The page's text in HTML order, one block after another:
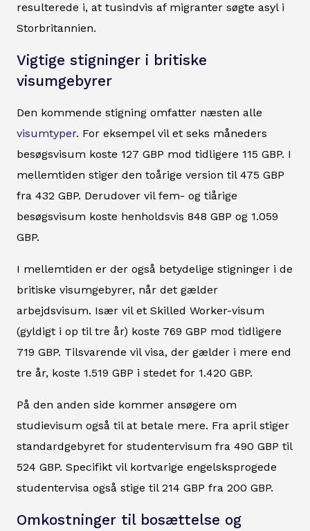
resulterede i, at tusindvis af migranter søgte asyl i
Storbritannien.
Vigtige stigninger i britiske
visumgebyrer
Den kommende stigning omfatter næsten alle
visumtyper. For eksempel vil et seks måneders
besøgsvisum koste 127 GBP mod tidligere 115 GBP. I
mellemtiden stiger den toårige version til 475 GBP
fra 432 GBP. Derudover vil fem- og tiårige
besøgsvisum koste henholdsvis 848 GBP og 1.059
GBP.
I mellemtiden er der også betydelige stigninger i de
britiske visumgebyrer, når det gælder
arbejdsvisum. Især vil et Skilled Worker-visum
(gyldigt i op til tre år) koste 769 GBP mod tidligere
719 GBP. Tilsvarende vil visa, der gælder i mere end
tre år, koste 1.519 GBP i stedet for 1.420 GBP.
På den anden side kommer ansøgere om
studievisum også til at betale mere. Fra april stiger
standardgebyret for studentervisum fra 490 GBP til
524 GBP. Specifikt vil kortvarige engelsksprogede
studentervisa også stige til 214 GBP fra 200 GBP.
Omkostninger til bosættelse og